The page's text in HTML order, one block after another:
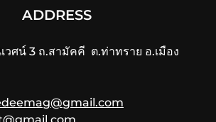
ADDRESS
วศน์ 3 ถ.สามัคคี ต.ท่าทราย อ.เมือง